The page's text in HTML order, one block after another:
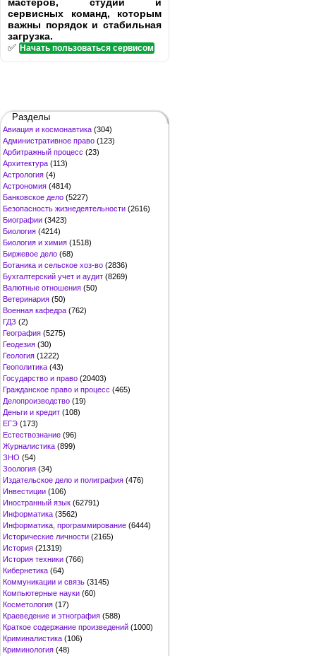
сервисных команд, которым
важны порядок и стабильная
загрузка.
✅ Начать пользоваться сервисом
Разделы
Авиация и космонавтика (304)
Административное право (123)
Арбитражный процесс (23)
Архитектура (113)
Астрология (4)
Астрономия (4814)
Банковское дело (5227)
Безопасность жизнедеятельности (2616)
Биографии (3423)
Биология (4214)
Биология и химия (1518)
Биржевое дело (68)
Ботаника и сельское хоз-во (2836)
Бухгалтерский учет и аудит (8269)
Валютные отношения (50)
Ветеринария (50)
Военная кафедра (762)
ГДЗ (2)
География (5275)
Геодезия (30)
Геология (1222)
Геополитика (43)
Государство и право (20403)
Гражданское право и процесс (465)
Делопроизводство (19)
Деньги и кредит (108)
ЕГЭ (173)
Естествознание (96)
Журналистика (899)
ЗНО (54)
Зоология (34)
Издательское дело и полиграфия (476)
Инвестиции (106)
Иностранный язык (62791)
Информатика (3562)
Информатика, программирование (6444)
Исторические личности (2165)
История (21319)
История техники (766)
Кибернетика (64)
Коммуникации и связь (3145)
Компьютерные науки (60)
Косметология (17)
Краеведение и этнография (588)
Краткое содержание произведений (1000)
Криминалистика (106)
Криминология (48)